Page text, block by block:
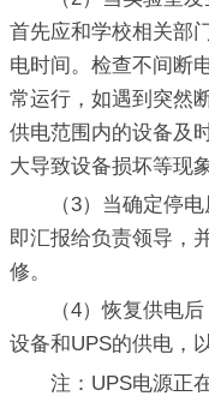
首先应和学校相关部
电时间。检查不间断
常运行，如遇到突然
供电范围内的设备及
大导致设备损坏等现象
（3）当确定停电
即汇报给负责领导，
修。
（4）恢复供电后
设备和UPS的供电，
注：UPS电源正在